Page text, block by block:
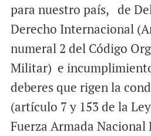
para nuestro país, de
Derecho Internacional
numeral 2 del Código
Militar) e
deberes que rigen la
(artículo 7 y 153 de la
Fuerza Armada